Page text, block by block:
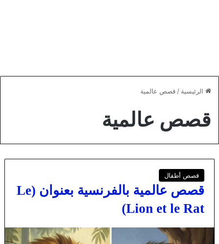
الرئيسية / قصص عالمية
قصص عالمية
قصص أطفال
قصص عالمية بالفرنسية بعنوان (Le
Lion et le Rat)